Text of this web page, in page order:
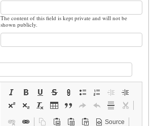
The content of this field is kept private and will not be
shown publicly.
Source